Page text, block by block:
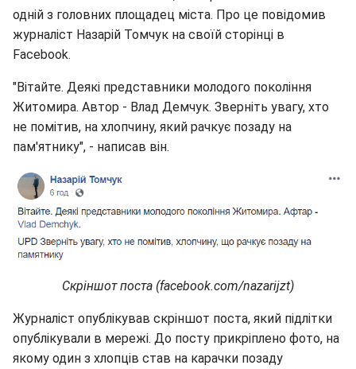
одній з головних площадец міста. Про це повідомив
журналіст Назарій Томчук на своїй сторінці в
Facebook.
"Вітайте. Деякі представники молодого покоління
Житомира. Автор - Влад Демчук. Зверніть увагу, хто
не помітив, на хлопчину, який рачкує позаду на
пам'ятнику", - написав він.
Скріншот поста (facebook.com/nazarijzt)
Журналіст опублікував скріншот поста, який підлітки
опублікували в мережі. До посту прикріплено фото, на
якому один з хлопців став на карачки позаду